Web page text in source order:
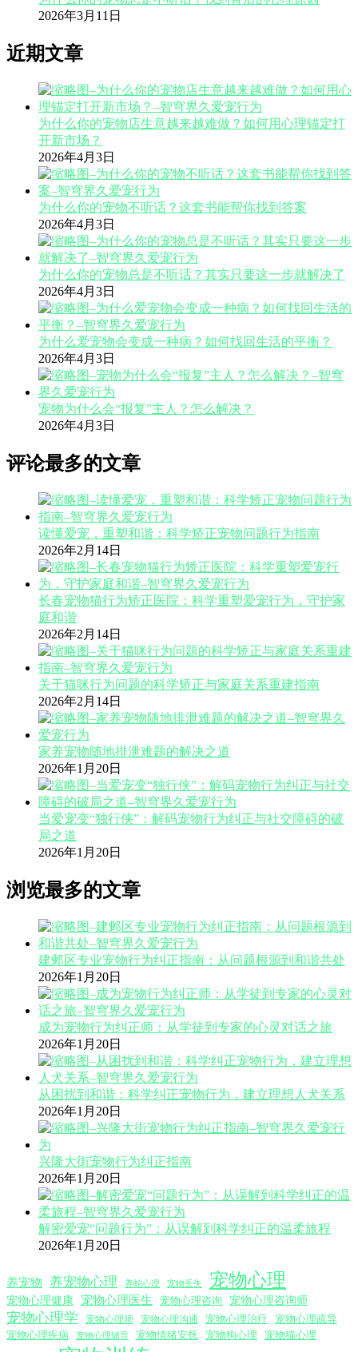
2026年3月11日
近期文章
为什么你的宠物店生意越来越难做？如何用心理锚定打
开新市场？
2026年4月3日
为什么你的宠物不听话？这套书能帮你找到答案
2026年4月3日
为什么你的宠物总是不听话？其实只要这一步就解决了
2026年4月3日
为什么爱宠物会变成一种病？如何找回生活的平衡？
2026年4月3日
宠物为什么会“报复”主人？怎么解决？
2026年4月3日
评论最多的文章
读懂爱宠，重塑和谐：科学矫正宠物问题行为指南
2026年2月14日
长春宠物猫行为矫正医院：科学重塑爱宠行为，守护家
庭和谐
2026年2月14日
关于猫咪行为问题的科学矫正与家庭关系重建指南
2026年2月14日
家养宠物随地排泄难题的解决之道
2026年1月20日
当爱宠变“独行侠”：解码宠物行为纠正与社交障碍的破
局之道
2026年1月20日
浏览最多的文章
建邺区专业宠物行为纠正指南：从问题根源到和谐共处
2026年1月20日
成为宠物行为纠正师：从学徒到专家的心灵对话之旅
2026年1月20日
从困扰到和谐：科学纠正宠物行为，建立理想人犬关系
2026年1月20日
兴隆大街宠物行为纠正指南
2026年1月20日
解密爱宠“问题行为”：从误解到科学纠正的温柔旅程
2026年1月20日
养宠物 养宠物心理 养蛇心理 宠物丢失 宠物心理
宠物心理健康 宠物心理医生 宠物心理咨询 宠物心理咨询师
宠物心理学 宠物心理师 宠物心理沟通 宠物心理治疗
宠物心理疏导
宠物心理疾病
宠物心理辅导 宠物情绪安抚 宠物狗心理 宠物猫心理